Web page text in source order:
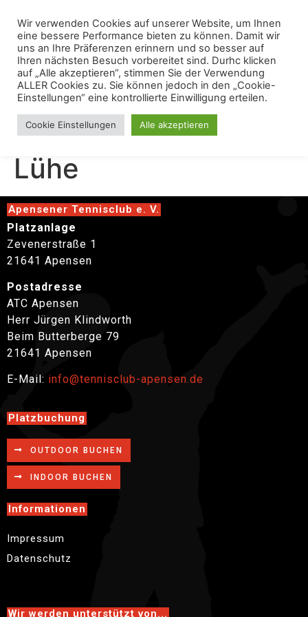
Herren 30 gegen TC
Lühe
Apensener Tennisclub e. V.
Platzanlage
Zevenerstraße 1
21641 Apensen
Postadresse
ATC Apensen
Herr Jürgen Klindworth
Beim Butterberge 79
21641 Apensen
E-Mail: info@tennisclub-apensen.de
Platzbuchung
OUTDOOR BUCHEN
INDOOR BUCHEN
Informationen
Impressum
Datenschutz
Wir werden unterstützt von...
Wir verwenden Cookies auf unserer Website, um Ihnen
eine bessere Performance bieten zu können. Damit wir
uns an Ihre Präferenzen erinnern und so besser auf
Ihren nächsten Besuch vorbereitet sind. Durhc klicken
auf „Alle akzeptieren“, stimmen Sie der Verwendung
ALLER Cookies zu. Sie können jedoch in den „Cookie-
Einstellungen“ eine kontrollierte Einwilligung erteilen.
Cookie Einstellungen Alle akzeptieren